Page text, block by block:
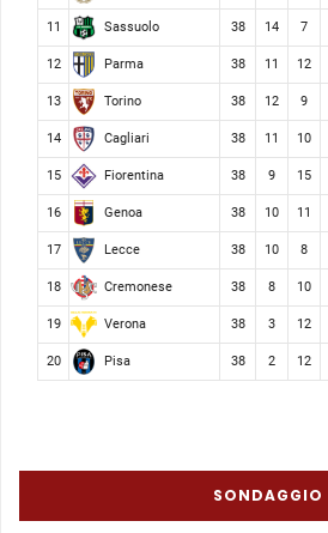
11 Sassuolo 38 14 7
12 Parma 38 11 12
13 Torino 38 12 9
14 Cagliari 38 11 10
15 Fiorentina 38 9 15
16 Genoa 38 10 11
17 Lecce 38 10 8
18 Cremonese 38 8 10
19 Verona 38 3 12
20 Pisa 38 2 12
SONDAGGIO